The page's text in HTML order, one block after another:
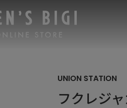
UNION STATION
フクレジ